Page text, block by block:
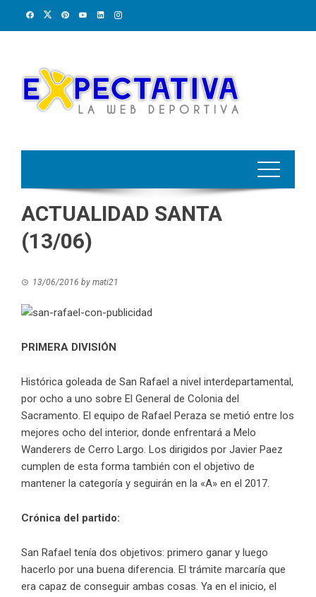
ACTUALIDAD SANTA
(13/06)
13/06/2016 by mati21
PRIMERA DIVISIÓN
Histórica goleada de San Rafael a nivel interdepartamental,
por ocho a uno sobre El General de Colonia del
Sacramento. El equipo de Rafael Peraza se metió entre los
mejores ocho del interior, donde enfrentará a Melo
Wanderers de Cerro Largo. Los dirigidos por Javier Paez
cumplen de esta forma también con el objetivo de
mantener la categoría y seguirán en la «A» en el 2017.
Crónica del partido:
San Rafael tenía dos objetivos: primero ganar y luego
hacerlo por una buena diferencia. El trámite marcaría que
era capaz de conseguir ambas cosas. Ya en el inicio, el